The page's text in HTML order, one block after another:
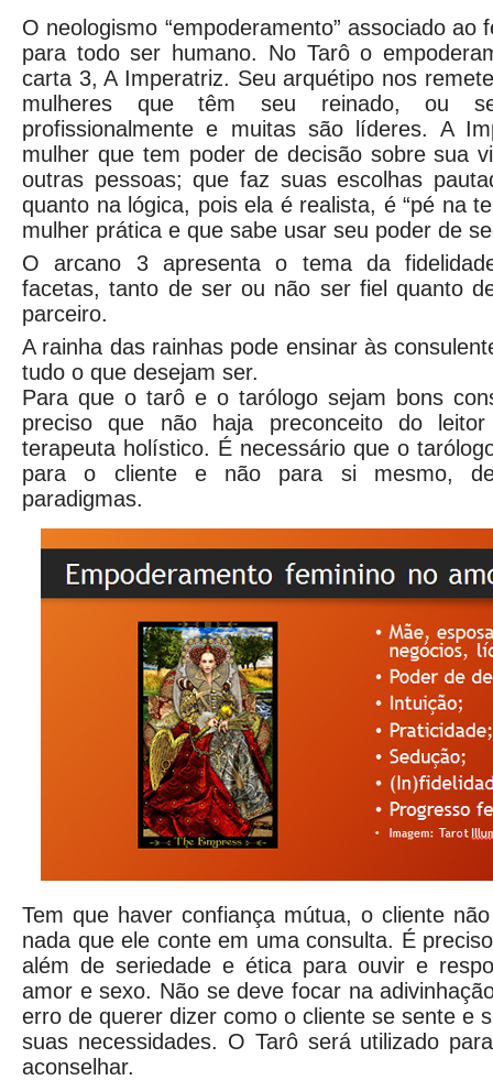
O neologismo “empoderamento” associado ao
para todo ser humano. No Tarô o
carta 3, A Imperatriz. Seu arquétipo nos
mulheres que têm seu reinado, ou
profissionalmente e muitas são líderes. A
mulher que tem poder de decisão sobre sua
outras pessoas; que faz suas escolhas
quanto na lógica, pois ela é realista, é “pé na
mulher prática e que sabe usar seu poder de
O arcano 3 apresenta o tema da
facetas, tanto de ser ou não ser fiel quanto
parceiro.
A rainha das rainhas pode ensinar às
tudo o que desejam ser.
Para que o tarô e o tarólogo sejam bons
preciso que não haja preconceito do
terapeuta holístico. É necessário que o
para o cliente e não para si mesmo,
paradigmas.
Tem que haver confiança mútua, o cliente
nada que ele conte em uma consulta. É
além de seriedade e ética para ouvir e
amor e sexo. Não se deve focar na
erro de querer dizer como o cliente se sente e
suas necessidades. O Tarô será utilizado
aconselhar.